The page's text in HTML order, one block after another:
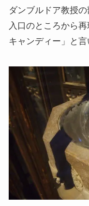
ダンブルドア教授の
入口のところから
キャンディー」と